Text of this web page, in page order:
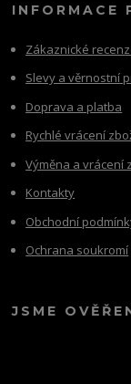
INFORMACE
Zákaznické
Slevy a věrnostní
Doprava a platba
Rychlé vrácení
Výměna a vrácení
Kontakty
Obchodní
Ochrana soukromí
JSME